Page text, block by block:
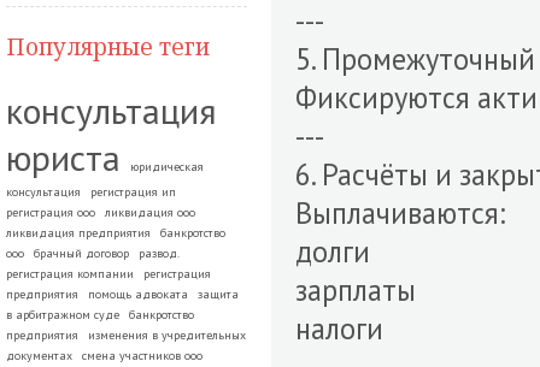
Популярные теги
консультация
юриста
юридическая
консультация
регистрация ип
регистрация ооо
ликвидация ооо
ликвидация предприятия
банкротство
ооо
брачный договор
развод.
регистрация компании
регистрация
предприятия
помощь адвоката
защита
в арбитражном суде
банкротство
предприятия
изменения в учредительных
документах
смена участников ооо
---
5.
Фиксируются
---
6. Расчёты и
Выплачиваются:
долги
зарплаты
налоги